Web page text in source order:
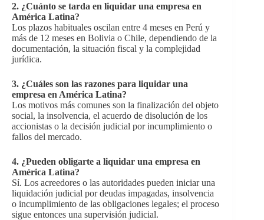
2. ¿Cuánto se tarda en liquidar una empresa en
América Latina?
Los plazos habituales oscilan entre 4 meses en Perú y
más de 12 meses en Bolivia o Chile, dependiendo de la
documentación, la situación fiscal y la complejidad
jurídica.
3. ¿Cuáles son las razones para liquidar una
empresa en América Latina?
Los motivos más comunes son la finalización del objeto
social, la insolvencia, el acuerdo de disolución de los
accionistas o la decisión judicial por incumplimiento o
fallos del mercado.
4. ¿Pueden obligarte a liquidar una empresa en
América Latina?
Sí. Los acreedores o las autoridades pueden iniciar una
liquidación judicial por deudas impagadas, insolvencia
o incumplimiento de las obligaciones legales; el proceso
sigue entonces una supervisión judicial.